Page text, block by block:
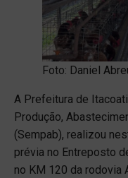
Foto: Daniel
A Prefeitura de
Produção,
(Sempab), realizou
prévia no Entreposto
no KM 120 da rodovia